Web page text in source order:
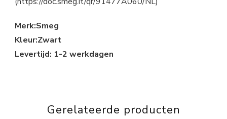
Merk:Smeg
Kleur:Zwart
Levertijd: 1-2 werkdagen
Gerelateerde producten